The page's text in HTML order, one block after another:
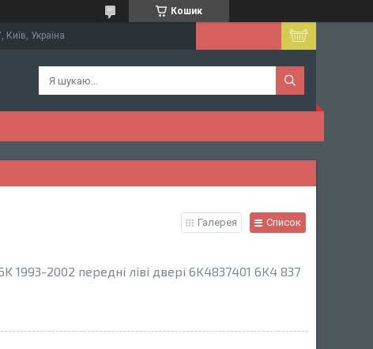
Кошик
Київ, Україна
Галерея Список
2002 передні ліві двері 6K4837401 6K4 837